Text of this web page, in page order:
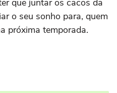
o seu sonho para, quem
próxima temporada.